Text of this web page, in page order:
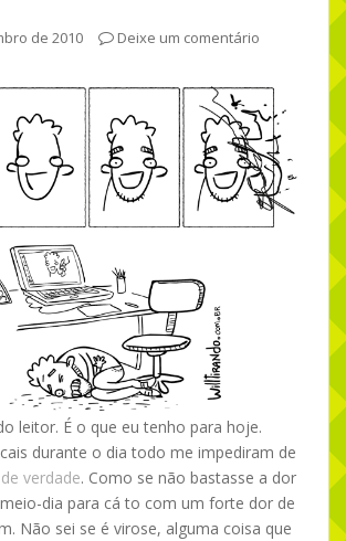
de 2010 Deixe um comentário
leitor. É o que eu tenho para hoje.
durante o dia todo me impediram de
de verdade. Como se não bastasse a dor
dia para cá to com um forte dor de
Não sei se é virose, alguma coisa que